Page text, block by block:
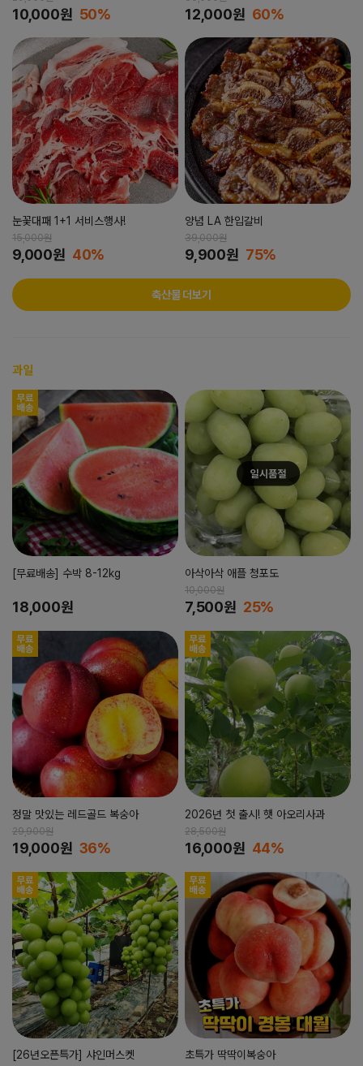
10,000원 50% 12,000원 60%
눈꽃대패 1+1 서비스행사!
15,000원
9,000원 40%
양념 LA 한입갈비
39,000원
9,900원 75%
축산물 더보기
과일
[무료배송] 수박 8-12kg
18,000원
아삭아삭 애플 청포도
10,000원
7,500원 25%
정말 맛있는 레드골드 복숭아
29,900원
19,000원 36%
2026년 첫 출시! 햇 아오리사과
28,500원
16,000원 44%
[26년오픈특가] 샤인머스켓 초특가 딱딱이복숭아